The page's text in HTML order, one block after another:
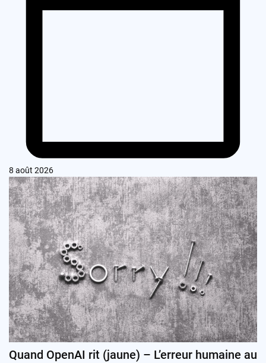
8 août 2026
Quand OpenAI rit (jaune) – L’erreur humaine au